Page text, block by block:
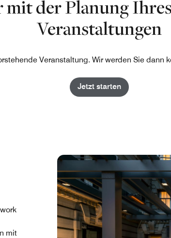
mit der Planung
Veranstaltungen
Veranstaltung. Wir werden Sie dann
Jetzt starten
mit